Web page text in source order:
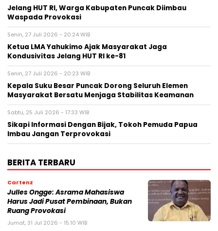
Jelang HUT RI, Warga Kabupaten Puncak Diimbau
Waspada Provokasi
Senin, 27 Juli 2026 - 20:24 WIB
Ketua LMA Yahukimo Ajak Masyarakat Jaga
Kondusivitas Jelang HUT RI ke-81
Senin, 27 Juli 2026 - 20:23 WIB
Kepala Suku Besar Puncak Dorong Seluruh Elemen
Masyarakat Bersatu Menjaga Stabilitas Keamanan
Sabtu, 25 Juli 2026 - 17:33 WIB
Sikapi Informasi Dengan Bijak, Tokoh Pemuda Papua
Imbau Jangan Terprovokasi
BERITA TERBARU
Cartenz
Julles Ongge: Asrama Mahasiswa
Harus Jadi Pusat Pembinaan, Bukan
Ruang Provokasi
Jumat, 31 Jul 2026 - 15:10 WIB